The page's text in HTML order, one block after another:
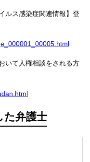
ルス感染症関連情報】登
いて人権相談をされる方
た弁護士